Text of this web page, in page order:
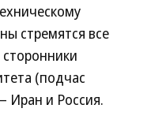
стремятся все
(подчас
и Россия.